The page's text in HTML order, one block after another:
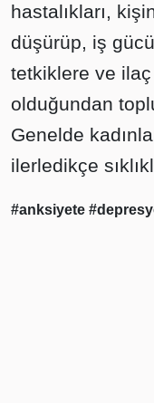
hastalıkları,
düşürüp, iş
tetkiklere ve
olduğundan
Genelde
ilerledikçe
#anksiyete